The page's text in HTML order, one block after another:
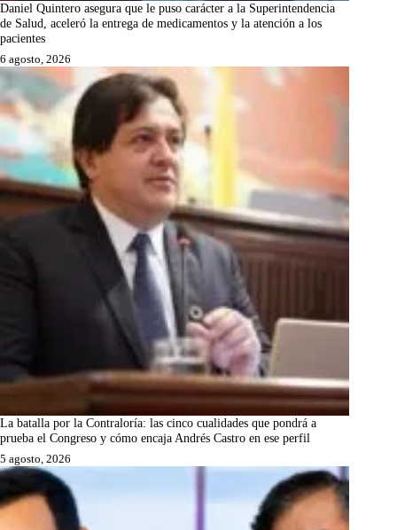
Daniel Quintero asegura que le puso carácter a la Superintendencia
de Salud, aceleró la entrega de medicamentos y la atención a los
pacientes
6 agosto, 2026
La batalla por la Contraloría: las cinco cualidades que pondrá a
prueba el Congreso y cómo encaja Andrés Castro en ese perfil
5 agosto, 2026